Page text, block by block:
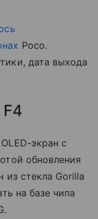
Poco.
дата выхода
экран с
обновления
из стекла Gorilla
на базе чипа